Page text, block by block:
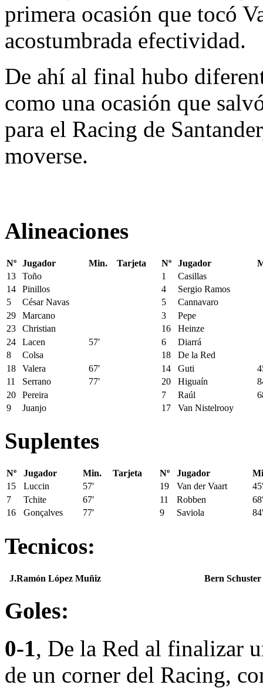
primera ocasión que tocó
acostumbrada efectividad.
De ahí al final hubo
como una ocasión que
para el Racing de
moverse.
Alineaciones
Nº Jugador Min. Tarjeta Nº Jugador
13
Toño 1
Casillas
14
Pinillos 4
Sergio Ramos
5
César Navas 5
Cannavaro
29
Marcano 3
Pepe
23
Christian 16
Heinze
24
Lacen 57′ 6
Diarrá
8
Colsa 18
De la Red
18
Valera 67′ 14 Guti
11
Serrano 77′ 20 Higuaín
20
Pereira 7 Raúl
9
Juanjo 17 Van Nistelrooy
Suplentes
Nº Jugador Min. Tarjeta Nº Jugador
15
Luccin 57′ 19 Van der Vaart
7
Tchite 67′ 11 Robben
16
Gonçalves 77′ 9 Saviola
Tecnicos:
J.Ramón López Muñiz Bern Schuster
Goles:
0-1, De la Red al finalizar
de un corner del Racing,